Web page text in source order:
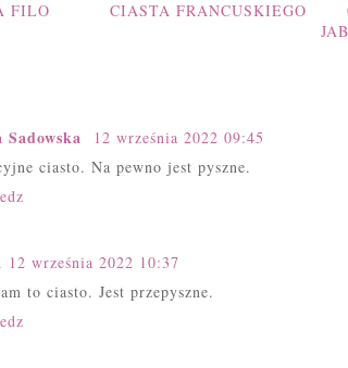
FILO
CIASTA FRANCUSKIEGO
12 września 2022 09:45
ciasto. Na pewno jest pyszne.
12 września 2022 10:37
to ciasto. Jest przepyszne.